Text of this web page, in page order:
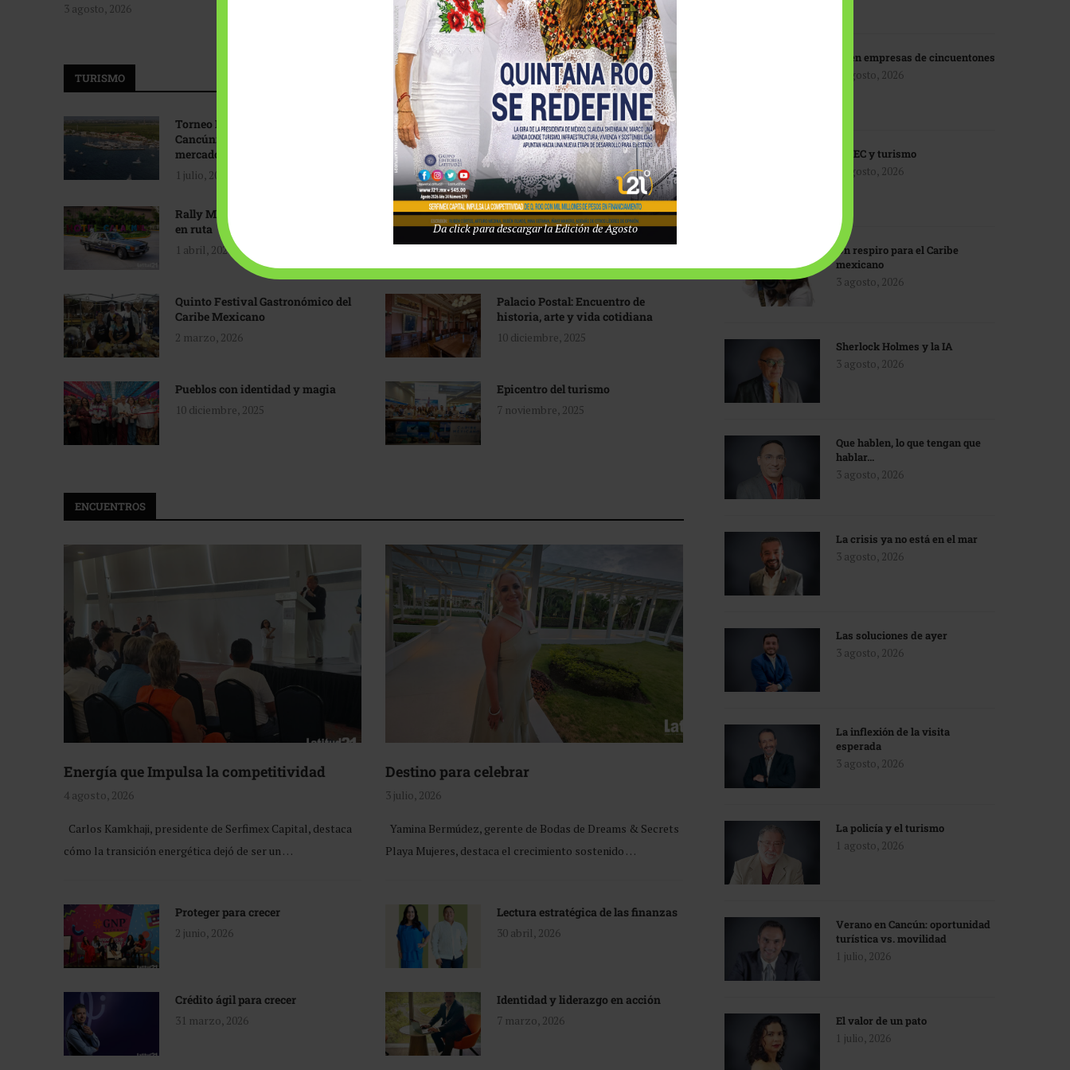
3 agosto, 2026
Tecnológico de Monterrey
3 agosto, 2026
TURISMO
Torneo Internacional de Pesca
Cancún: Navegando hacia nuevos
mercados
1 julio, 2026
Promoción turística con visión
1 abril, 2026
Rally Maya: Herencia automotriz
en ruta
1 abril, 2026
Industria global en
reconfiguración
31 marzo, 2026
Quinto Festival Gastronómico del
Caribe Mexicano
2 marzo, 2026
Palacio Postal: Encuentro de
historia, arte y vida cotidiana
10 diciembre, 2025
Pueblos con identidad y magia
10 diciembre, 2025
Epicentro del turismo
7 noviembre, 2025
ENCUENTROS
Energía que Impulsa la competitividad
4 agosto, 2026
Carlos Kamkhaji, presidente de Serfimex Capital, destaca
cómo la transición energética dejó de ser un …
Destino para celebrar
3 julio, 2026
Yamina Bermúdez, gerente de Bodas de Dreams & Secrets
Playa Mujeres, destaca el crecimiento sostenido …
Proteger para crecer
2 junio, 2026
Lectura estratégica de las finanzas
30 abril, 2026
Crédito ágil para crecer
31 marzo, 2026
Identidad y liderazgo en acción
7 marzo, 2026
IA en empresas de cincuentones
3 agosto, 2026
TMEC y turismo
3 agosto, 2026
Un respiro para el Caribe
mexicano
3 agosto, 2026
Sherlock Holmes y la IA
3 agosto, 2026
Que hablen, lo que tengan que
hablar…
3 agosto, 2026
La crisis ya no está en el mar
3 agosto, 2026
Las soluciones de ayer
3 agosto, 2026
La inflexión de la visita
esperada
3 agosto, 2026
La policía y el turismo
1 agosto, 2026
Verano en Cancún: oportunidad
turística vs. movilidad
1 julio, 2026
El valor de un pato
1 julio, 2026
Da click para descargar la Edición de Agosto